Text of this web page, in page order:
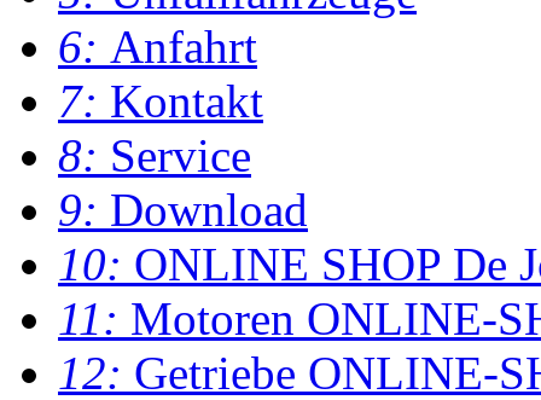
6: Anfahrt
7: Kontakt
8: Service
9: Download
10: ONLINE SHOP De
11: Motoren ONLINE-
12: Getriebe ONLINE-